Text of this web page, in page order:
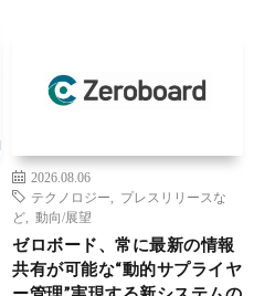
2026.08.06
テクノロジー
プレスリリースな
ど
動向/展望
ゼロボード、常に最新の情報
共有が可能な“動的サプライヤ